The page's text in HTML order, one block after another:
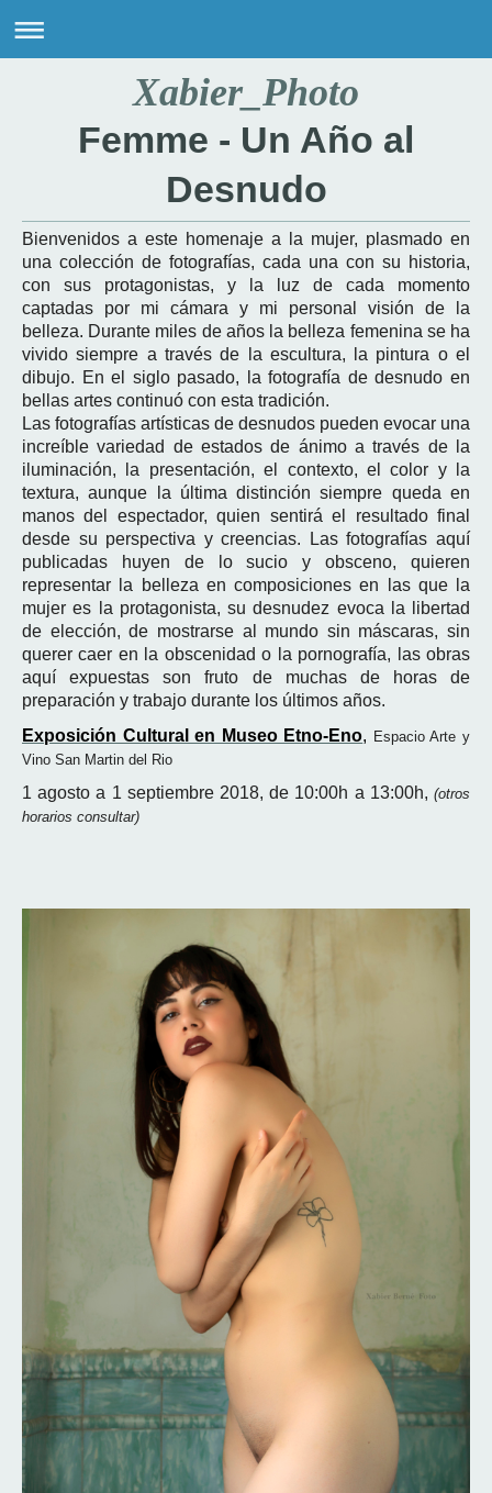
Xabier_Photo
Femme - Un Año al
Desnudo
Bienvenidos a este homenaje a la mujer, plasmado en
una colección de fotografías, cada una con su historia,
con sus protagonistas, y la luz de cada momento
captadas por mi cámara y mi personal visión de la
belleza. Durante miles de años la belleza femenina se ha
vivido siempre a través de la escultura, la pintura o el
dibujo. En el siglo pasado, la fotografía de desnudo en
bellas artes continuó con esta tradición.
Las fotografías artísticas de desnudos pueden evocar una
increíble variedad de estados de ánimo a través de la
iluminación, la presentación, el contexto, el color y la
textura, aunque la última distinción siempre queda en
manos del espectador, quien sentirá el resultado final
desde su perspectiva y creencias. Las fotografías aquí
publicadas huyen de lo sucio y obsceno, quieren
representar la belleza en composiciones en las que la
mujer es la protagonista, su desnudez evoca la libertad
de elección, de mostrarse al mundo sin máscaras, sin
querer caer en la obscenidad o la pornografía, las obras
aquí expuestas son fruto de muchas de horas de
preparación y trabajo durante los últimos años.
Exposición Cultural en Museo Etno-Eno, Espacio Arte y
Vino San Martin del Rio
1 agosto a 1 septiembre 2018, de 10:00h a 13:00h, (otros
horarios consultar)